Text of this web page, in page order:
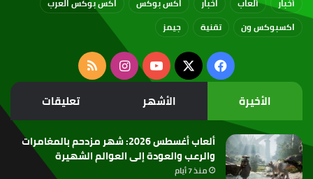
أخبار
ألعاب اخبار اكس بوكس
اكس بوكس العرب
اكسبوكس ون
تقنية جيمز
فيسبوك
‫X
‫YouTubeانستقرامملخص
الموقع
RSS
الأخيرة الأشهر تعليقات
ألعاب أغسطس 2026: شهر مزدحم بالمغامرات
والرعب والعودة إلى العوالم الشهيرة
منذ 7 أيام